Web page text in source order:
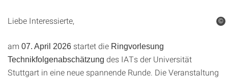
Liebe Interessierte,
am 07. April 2026 startet die Ringvorlesung
Technikfolgenabschätzung des IATs der Universität
Stuttgart in eine neue spannende Runde. Die Veranstaltung
©